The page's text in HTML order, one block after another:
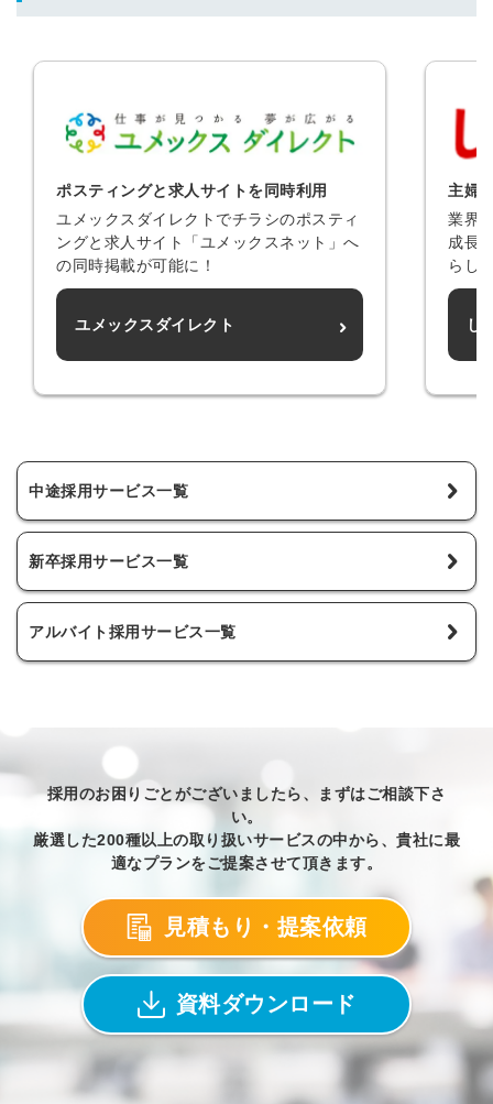
ポスティングと求人サイトを同時利用
ユメックスダイレクトでチラシのポスティ
ングと求人サイト「ユメックスネット」へ
の同時掲載が可能に！
ユメックスダイレクト
主婦
業界
成長
らし
し
中途採用サービス一覧
新卒採用サービス一覧
アルバイト採用サービス一覧
採用のお困りごとがございましたら、まずはご相談下さ
い。
厳選した200種以上の取り扱いサービスの中から、貴社に最
適なプランをご提案させて頂きます。
見積もり・提案依頼
資料ダウンロード
する
忘れですか？
でログイン
登録する
他サービスIDで登録